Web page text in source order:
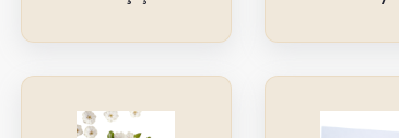
Saksı Çiçekleri